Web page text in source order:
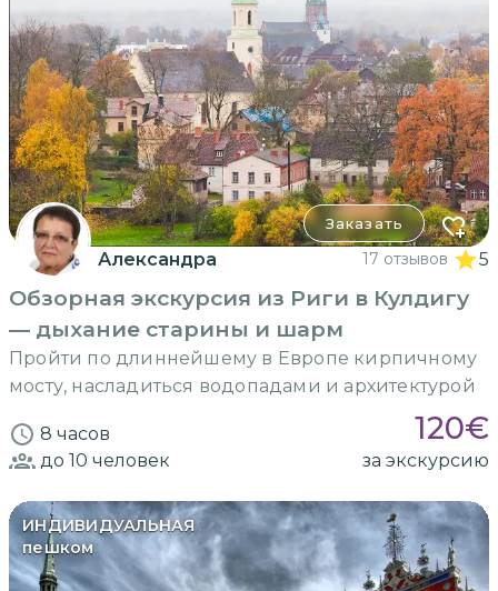
Заказать
Александра 17 отзывов 5
Обзорная экскурсия из Риги в Кулдигу
— дыхание старины и шарм
Пройти по длиннейшему в Европе кирпичному
мосту, насладиться водопадами и архитектурой
8 часов 120€
до 10 человек за экскурсию
ИНДИВИДУАЛЬНАЯ
пешком